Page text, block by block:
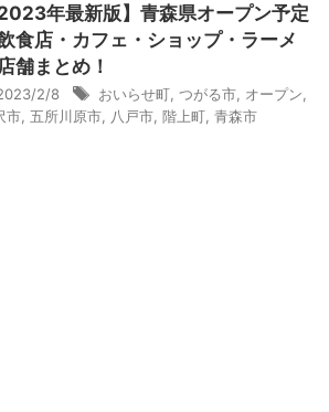
2023年最新版】青森県オープン予定
食店・カフェ・ショップ・ラーメ
舗まとめ！
2/8 おいらせ町 つがる市 オープン
市 五所川原市 八戸市 階上町 青森市